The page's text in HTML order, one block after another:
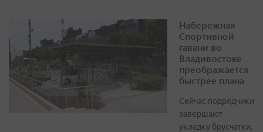
Набережная
Спортивной
гавани во
Владивостоке
преображается
быстрее плана
Сейчас подрядчики
завершают
укладку брусчатки,